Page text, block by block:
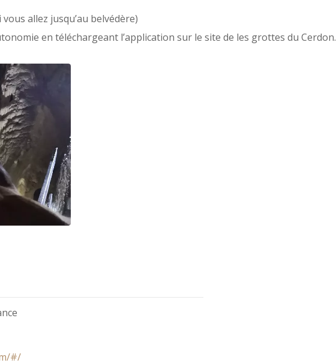
allez jusqu’au belvédère)
en téléchargeant l’application sur le site de les grottes du Cerdon.
#/